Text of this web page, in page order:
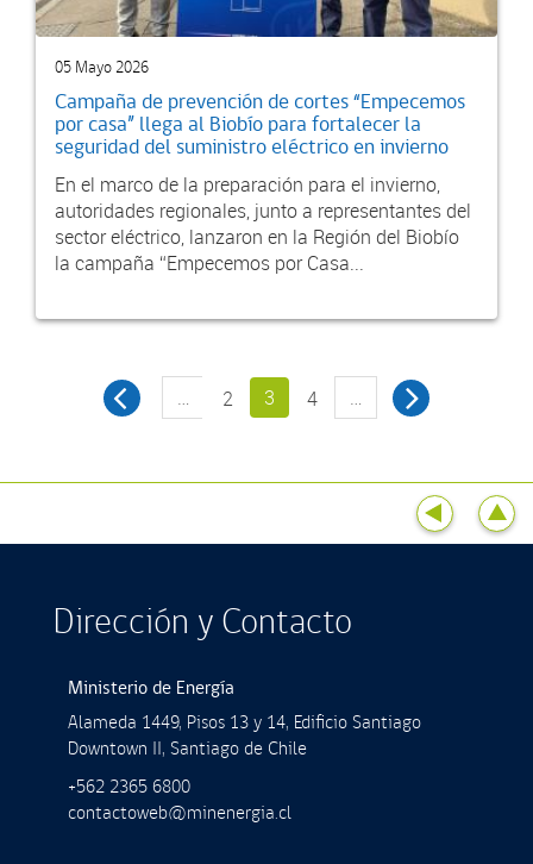
05 Mayo 2026
Campaña de prevención de cortes “Empecemos
por casa” llega al Biobío para fortalecer la
seguridad del suministro eléctrico en invierno
En el marco de la preparación para el invierno,
autoridades regionales, junto a representantes del
sector eléctrico, lanzaron en la Región del Biobío
la campaña “Empecemos por Casa...
… 2 3 4 …
Dirección y Contacto
Ministerio de Energía
Alameda 1449, Pisos 13 y 14, Ediﬁcio Santiago
Downtown II, Santiago de Chile
+562 2365 6800
contactoweb@minenergia.cl